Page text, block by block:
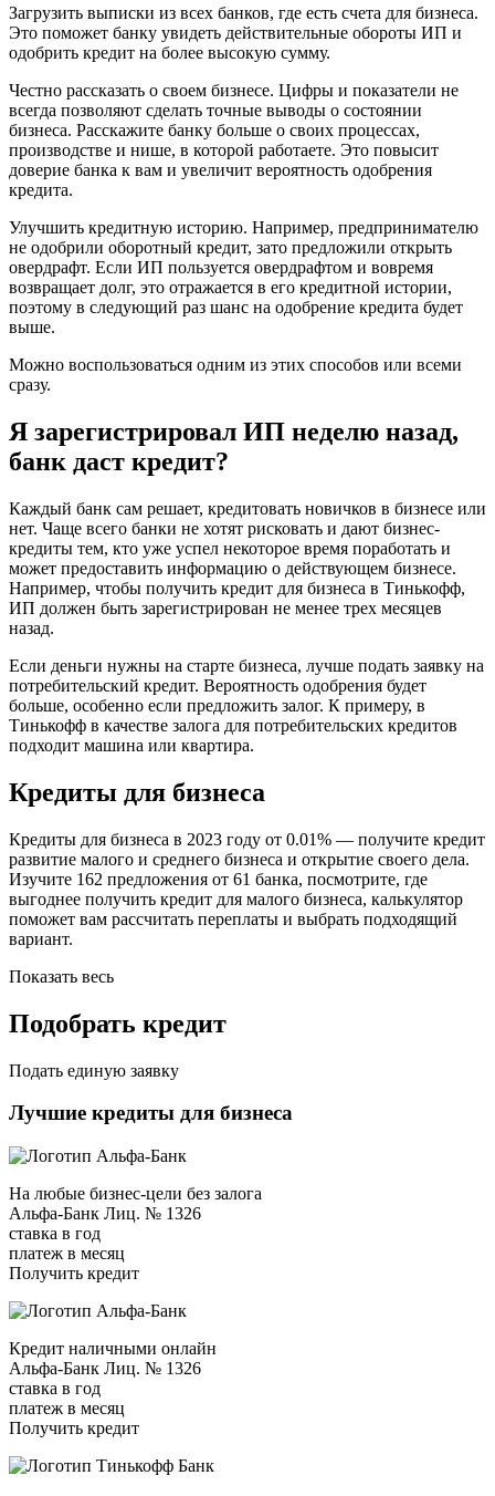
Загрузить выписки из всех банков, где есть счета для бизнеса.
Это поможет банку увидеть действительные обороты ИП и
одобрить кредит на более высокую сумму.
Честно рассказать о своем бизнесе. Цифры и показатели не
всегда позволяют сделать точные выводы о состоянии
бизнеса. Расскажите банку больше о своих процессах,
производстве и нише, в которой работаете. Это повысит
доверие банка к вам и увеличит вероятность одобрения
кредита.
Улучшить кредитную историю. Например, предпринимателю
не одобрили оборотный кредит, зато предложили открыть
овердрафт. Если ИП пользуется овердрафтом и вовремя
возвращает долг, это отражается в его кредитной истории,
поэтому в следующий раз шанс на одобрение кредита будет
выше.
Можно воспользоваться одним из этих способов или всеми
сразу.
Я зарегистрировал ИП неделю назад,
банк даст кредит?
Каждый банк сам решает, кредитовать новичков в бизнесе или
нет. Чаще всего банки не хотят рисковать и дают бизнес-
кредиты тем, кто уже успел некоторое время поработать и
может предоставить информацию о действующем бизнесе.
Например, чтобы получить кредит для бизнеса в Тинькофф,
ИП должен быть зарегистрирован не менее трех месяцев
назад.
Если деньги нужны на старте бизнеса, лучше подать заявку на
потребительский кредит. Вероятность одобрения будет
больше, особенно если предложить залог. К примеру, в
Тинькофф в качестве залога для потребительских кредитов
подходит машина или квартира.
Кредиты для бизнеса
Кредиты для бизнеса в 2023 году от 0.01% — получите кредит
развитие малого и среднего бизнеса и открытие своего дела.
Изучите 162 предложения от 61 банка, посмотрите, где
выгоднее получить кредит для малого бизнеса, калькулятор
поможет вам рассчитать переплаты и выбрать подходящий
вариант.
Показать весь
Подобрать кредит
Подать единую заявку
Лучшие кредиты для бизнеса
На любые бизнес-цели без залога
Альфа-Банк Лиц. № 1326
ставка в год
платеж в месяц
Получить кредит
Кредит наличными онлайн
Альфа-Банк Лиц. № 1326
ставка в год
платеж в месяц
Получить кредит